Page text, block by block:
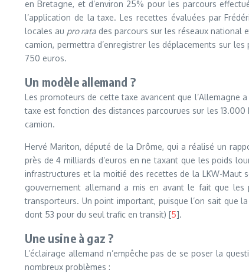
en Bretagne, et d’environ 25% pour les parcours
l’application de la taxe. Les recettes évaluées par
locales au pro rata des parcours sur les réseaux national
camion, permettra d’enregistrer les déplacements sur
750 euros.
Un modèle allemand ?
Les promoteurs de cette taxe avancent que l’Allemagne
taxe est fonction des distances parcourues sur les
camion.
Hervé Mariton, député de la Drôme, qui a réalisé un
près de 4 milliards d’euros en ne taxant que les poids
infrastructures et la moitié des recettes de la LKW-Maut
gouvernement allemand a mis en avant le fait que
transporteurs. Un point important, puisque l’on sait que
dont 53 pour du seul trafic en transit) [5].
Une usine à gaz ?
L’éclairage allemand n’empêche pas de se poser la
nombreux problèmes :